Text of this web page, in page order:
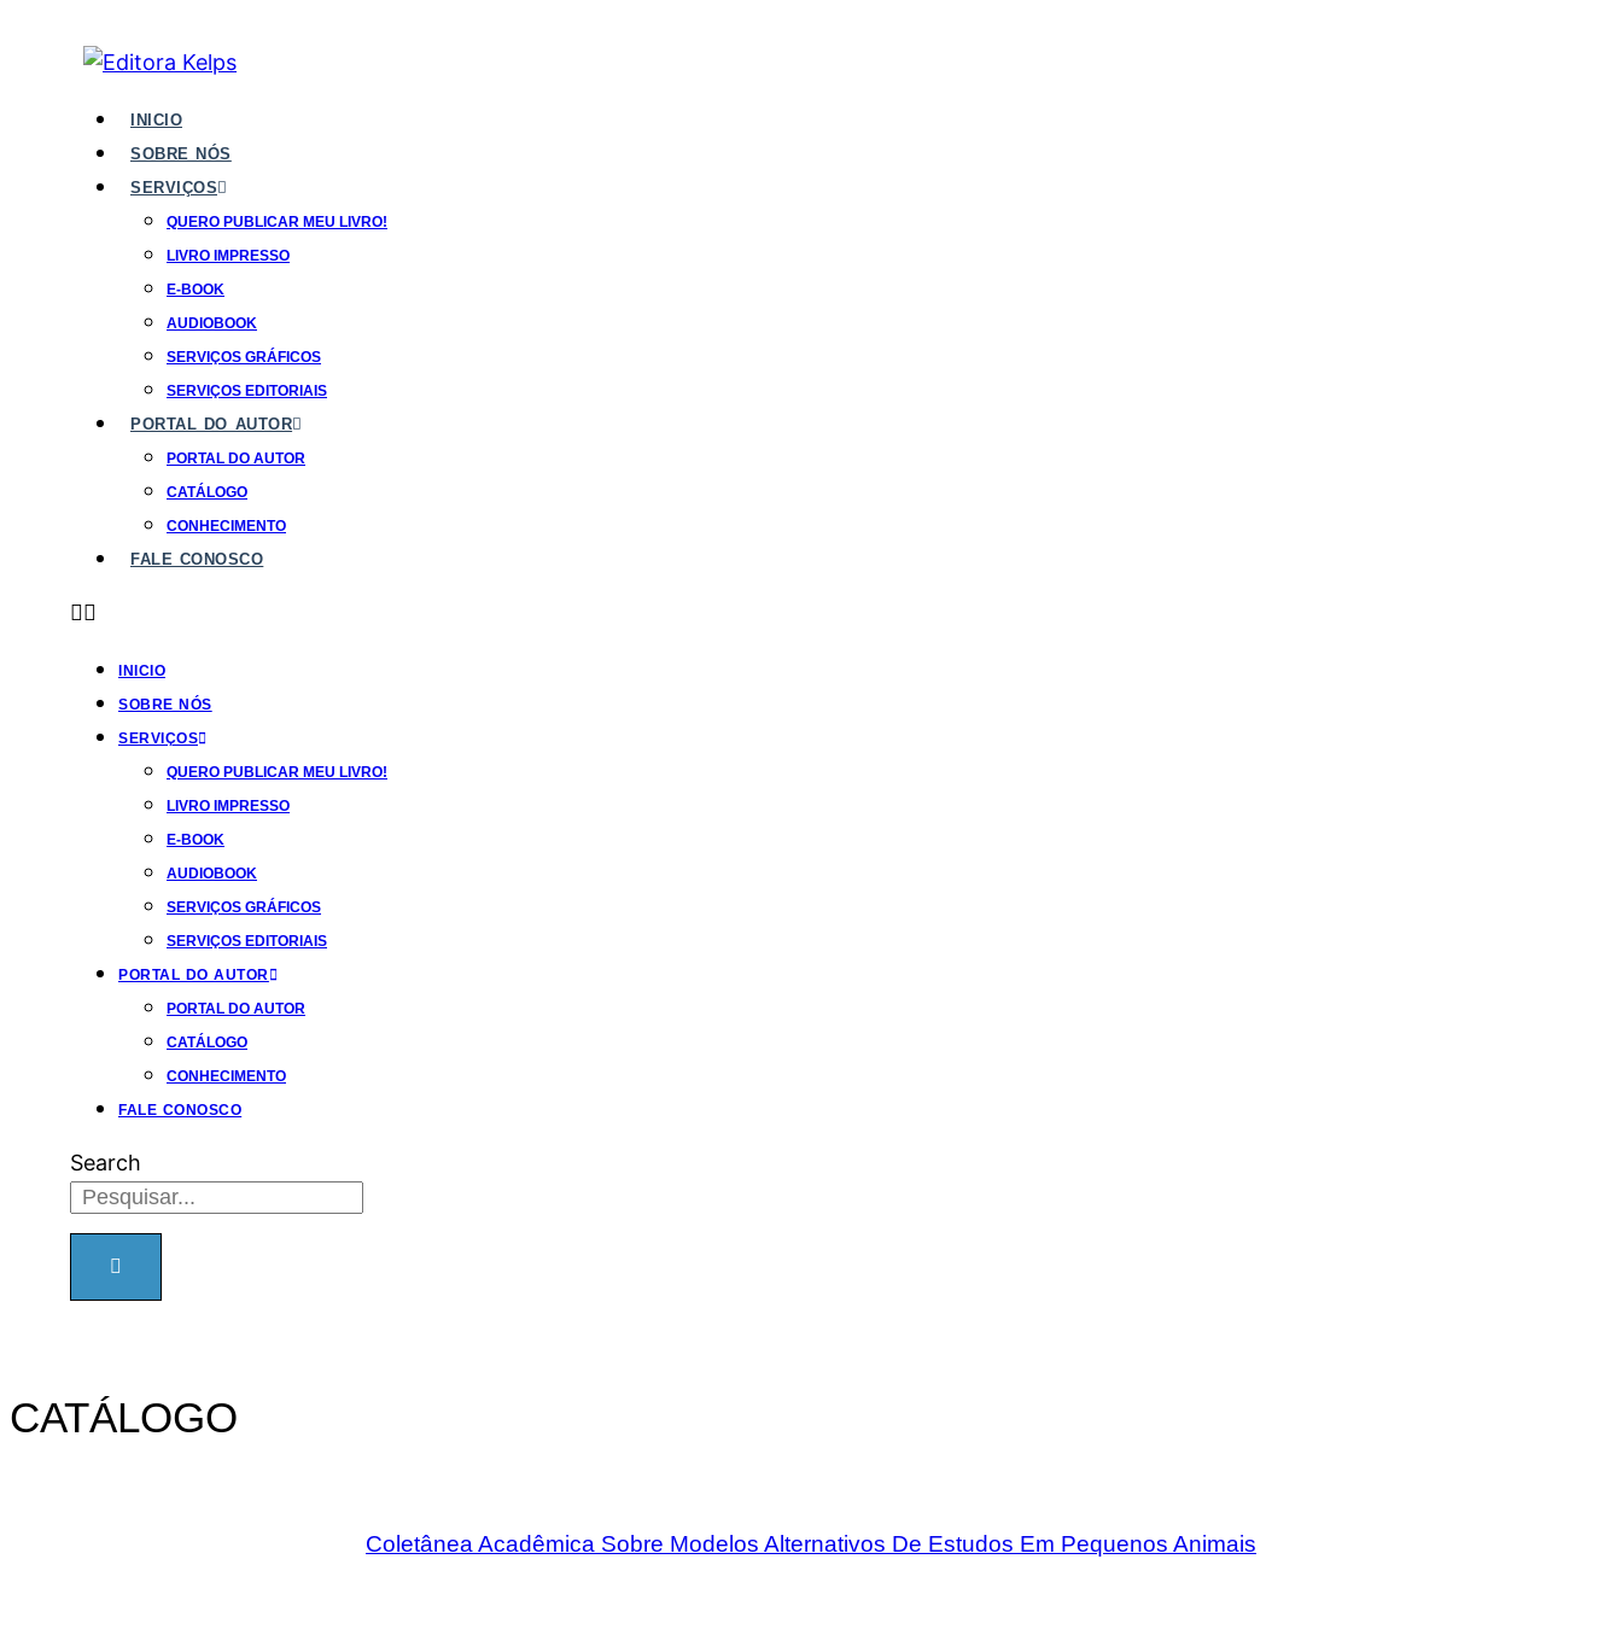
INICIO
SOBRE NÓS
SERVIÇOS
QUERO PUBLICAR MEU LIVRO!
LIVRO IMPRESSO
E-BOOK
AUDIOBOOK
SERVIÇOS GRÁFICOS
SERVIÇOS EDITORIAIS
PORTAL DO AUTOR
PORTAL DO AUTOR
CATÁLOGO
CONHECIMENTO
FALE CONOSCO
INICIO
SOBRE NÓS
SERVIÇOS
QUERO PUBLICAR MEU LIVRO!
LIVRO IMPRESSO
E-BOOK
AUDIOBOOK
SERVIÇOS GRÁFICOS
SERVIÇOS EDITORIAIS
PORTAL DO AUTOR
PORTAL DO AUTOR
CATÁLOGO
CONHECIMENTO
FALE CONOSCO
Search
CATÁLOGO
Coletânea Acadêmica Sobre Modelos Alternativos De Estudos Em Pequenos Animais